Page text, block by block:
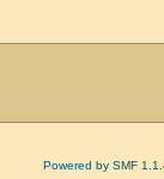
Powered by SMF